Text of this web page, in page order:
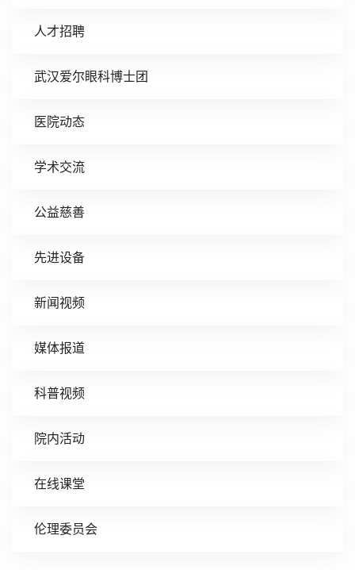
人才招聘
武汉爱尔眼科博士团
医院动态
学术交流
公益慈善
先进设备
新闻视频
媒体报道
科普视频
院内活动
在线课堂
伦理委员会